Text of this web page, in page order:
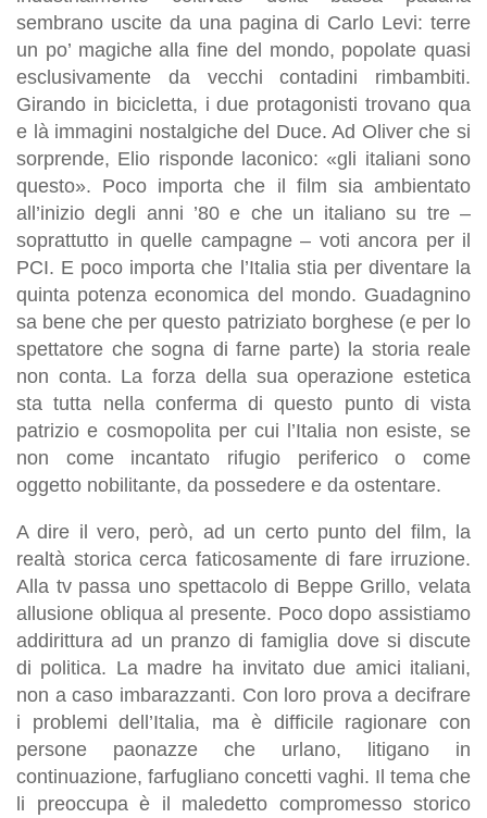
sembrano uscite da una pagina di Carlo Levi: terre
un po’ magiche alla fine del mondo, popolate quasi
esclusivamente da vecchi contadini rimbambiti.
Girando in bicicletta, i due protagonisti trovano qua
e là immagini nostalgiche del Duce. Ad Oliver che si
sorprende, Elio risponde laconico: «gli italiani sono
questo». Poco importa che il film sia ambientato
all’inizio degli anni ’80 e che un italiano su tre –
soprattutto in quelle campagne – voti ancora per il
PCI. E poco importa che l’Italia stia per diventare la
quinta potenza economica del mondo. Guadagnino
sa bene che per questo patriziato borghese (e per lo
spettatore che sogna di farne parte) la storia reale
non conta. La forza della sua operazione estetica
sta tutta nella conferma di questo punto di vista
patrizio e cosmopolita per cui l’Italia non esiste, se
non come incantato rifugio periferico o come
oggetto nobilitante, da possedere e da ostentare.
A dire il vero, però, ad un certo punto del film, la
realtà storica cerca faticosamente di fare irruzione.
Alla tv passa uno spettacolo di Beppe Grillo, velata
allusione obliqua al presente. Poco dopo assistiamo
addirittura ad un pranzo di famiglia dove si discute
di politica. La madre ha invitato due amici italiani,
non a caso imbarazzanti. Con loro prova a decifrare
i problemi dell’Italia, ma è difficile ragionare con
persone paonazze che urlano, litigano in
continuazione, farfugliano concetti vaghi. Il tema che
li preoccupa è il maledetto compromesso storico